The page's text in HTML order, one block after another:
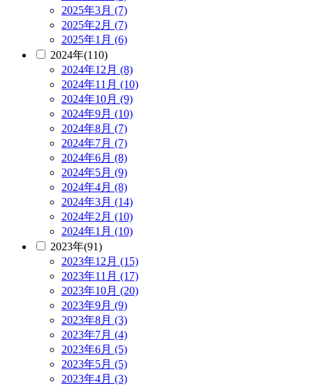
2025年3月 (7)
2025年2月 (7)
2025年1月 (6)
2024年(110)
2024年12月 (8)
2024年11月 (10)
2024年10月 (9)
2024年9月 (10)
2024年8月 (7)
2024年7月 (7)
2024年6月 (8)
2024年5月 (9)
2024年4月 (8)
2024年3月 (14)
2024年2月 (10)
2024年1月 (10)
2023年(91)
2023年12月 (15)
2023年11月 (17)
2023年10月 (20)
2023年9月 (9)
2023年8月 (3)
2023年7月 (4)
2023年6月 (5)
2023年5月 (5)
2023年4月 (3)